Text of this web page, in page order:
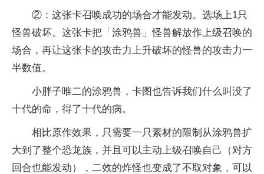
②：这张卡召唤成功的场合才能发动。选场上1只
怪兽破坏。这张卡把「涂鸦兽」怪兽解放作上级召唤的
场合，再让这张卡的攻击力上升破坏的怪兽的攻击力一
半数值。
小胖子唯二的涂鸦兽，卡图也告诉我们什么叫没了
十代的命，得了十代的病。
相比原作效果，只需要一只素材的限制从涂鸦兽扩
大到了整个恐龙族，并且可以主动上级召唤自己（对方
回合也能发动），二效的炸怪也变成了不取对象，可以